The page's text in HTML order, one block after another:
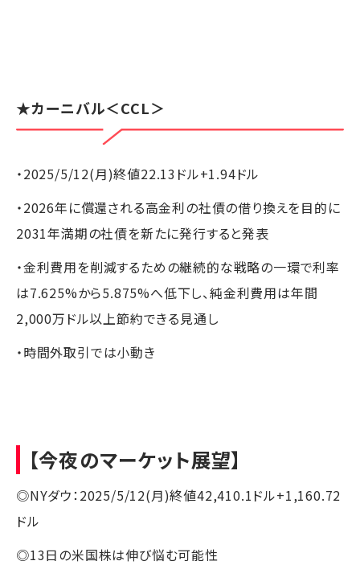
★カーニバル＜CCL＞
・2025/5/12(月)終値22.13ドル+1.94ドル
・2026年に償還される高金利の社債の借り換えを目的に
2031年満期の社債を新たに発行すると発表
・金利費用を削減するための継続的な戦略の一環で利率
は7.625%から5.875%へ低下し、純金利費用は年間
2,000万ドル以上節約できる見通し
・時間外取引では小動き
【今夜のマーケット展望】
◎NYダウ：2025/5/12(月)終値42,410.1ドル+1,160.72
ドル
◎13日の米国株は伸び悩む可能性